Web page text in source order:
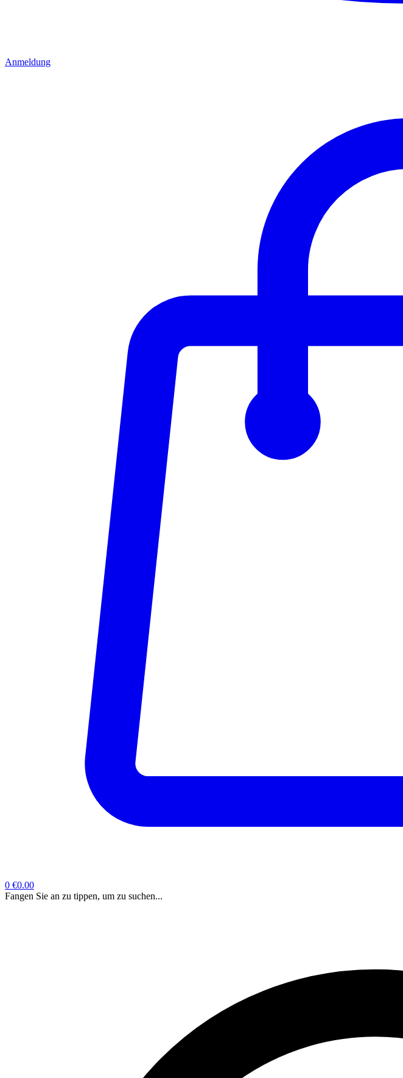
Anmeldung
0 €0.00
Fangen Sie an zu tippen, um zu suchen...